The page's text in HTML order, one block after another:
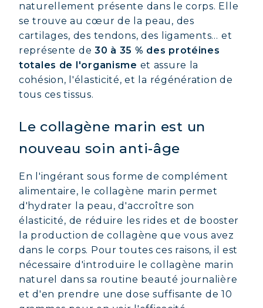
naturellement présente dans le corps. Elle
se trouve au cœur de la peau, des
cartilages, des tendons, des ligaments… et
représente de30 à 35 % des protéines
totales de l'organisme et assure la
cohésion, l'élasticité, et la régénération de
tous ces tissus.
Le collagène marin est un
nouveau soin anti-âge
En l'ingérant sous forme de complément
alimentaire, le collagène marin permet
d'hydrater la peau, d'accroître son
élasticité, de réduire les rides et de booster
la production de collagène que vous avez
dans le corps. Pour toutes ces raisons, il est
nécessaire d'introduire le collagène marin
naturel dans sa routine beauté journalière
et d'en prendre une dose suffisante de 10